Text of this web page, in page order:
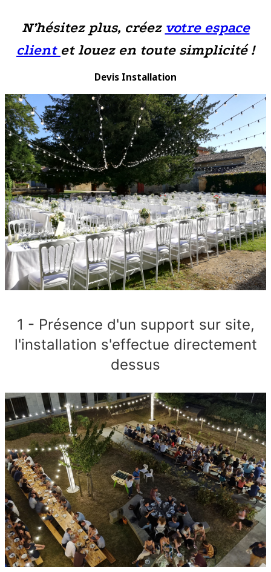
N’hésitez plus, créez votre espace
client et louez en toute simplicité !
Devis Installation
1 - Présence d'un support sur site,
l'installation s'effectue directement
dessus